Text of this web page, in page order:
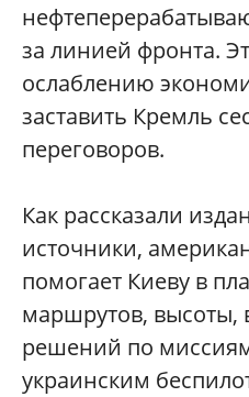
за линией фронта.
ослаблению
заставить Кремль
переговоров.
Как рассказали
источники,
помогает Киеву в
маршрутов, высоты,
решений по
украинским